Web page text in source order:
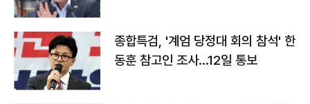
종합특검, '계엄 당정대 회의 참석' 한
동훈 참고인 조사...12일 통보